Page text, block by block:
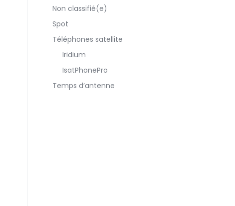
Non classifié(e)
Spot
Téléphones satellite
Iridium
IsatPhonePro
Temps d’antenne